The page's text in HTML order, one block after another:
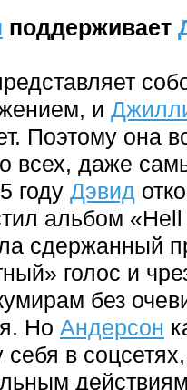
поддерживает
и
Поэтому она
всех, даже
году Дэвид
альбом
сдержанный
голос и
без
Но Андерсон
в